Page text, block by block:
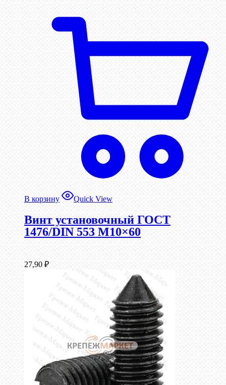
В корзину Quick View
Винт установочный ГОСТ
1476/DIN 553 М10×60
27,90 ₽